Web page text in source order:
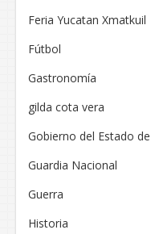
Feria Yucatan Xmatkuil
Fútbol
Gastronomía
gilda cota vera
Gobierno del Estado
Guardia Nacional
Guerra
Historia